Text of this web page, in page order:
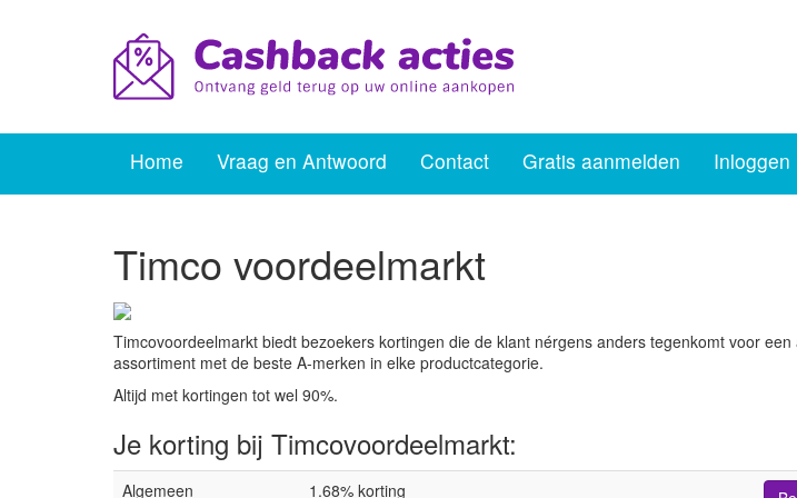
Home Vraag en Antwoord Contact Gratis aanmelden Inloggen
Timco voordeelmarkt
Timcovoordeelmarkt biedt bezoekers kortingen die de klant nérgens anders tegenkomt voor een
assortiment met de beste A-merken in elke productcategorie.
Altijd met kortingen tot wel 90%.
Je korting bij Timcovoordeelmarkt:
Algemeen 1.68% korting